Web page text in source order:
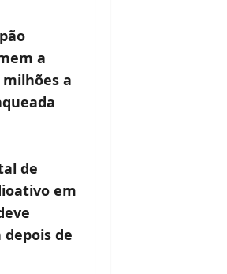
a
milhões a
de
em
de